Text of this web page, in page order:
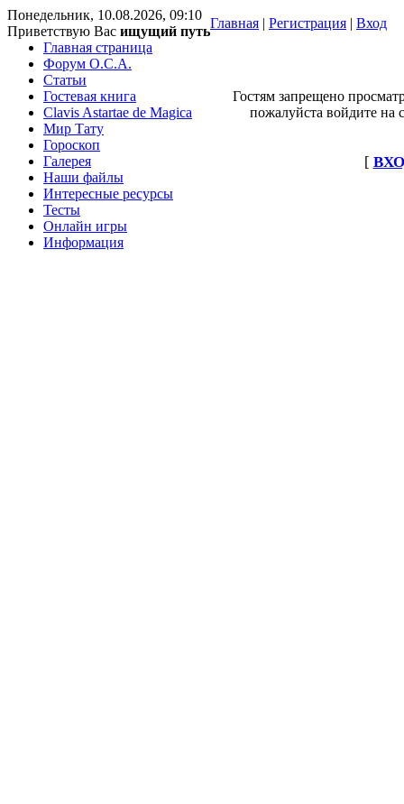
Понедельник, 10.08.2026, 09:10
Приветствую Вас ищущий путь
Главная | Регистрация | Вход
Главная страница
Форум O.C.A.
Статьи
Гостевая книга
Clavis Astartae de Magica
Мир Тату
Гороскоп
Галерея
Наши файлы
Интересные ресурсы
Тесты
Онлайн игры
Информация
Гостям запрещено
пожалуйста войдите на
[